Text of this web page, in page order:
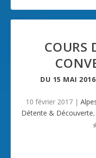
COURS
DU 15 MAI 2016
10 février 2017 |
Détente & Découverte,